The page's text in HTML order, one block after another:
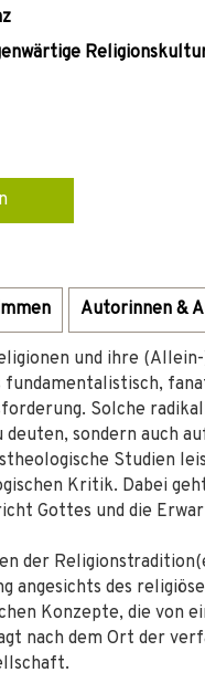
Autorinnen &
und ihre
fundamentalistisch,
Solche
deuten, sondern auch
Studien
Kritik. Dabei
Gottes und die
der
angesichts des
Konzepte, die von
nach dem Ort der